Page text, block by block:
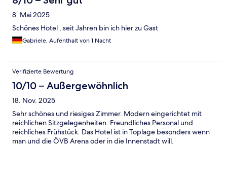
8. Mai 2025
Schönes Hotel , seit Jahren bin ich hier zu Gast
Gabriele, Aufenthalt von 1 Nacht
Verifizierte Bewertung
10/10 – Außergewöhnlich
18. Nov. 2025
Sehr schönes und riesiges Zimmer. Modern eingerichtet mit
reichlichen Sitzgelegenheiten. Freundliches Personal und
reichliches Frühstück. Das Hotel ist in Toplage besonders wenn
man und die ÖVB Arena oder in die Innenstadt will.